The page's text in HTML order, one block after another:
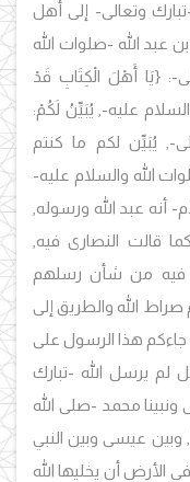
وتعالى- إلى أهل
عبد الله -صلوات الله
: {يَا أَهْلَ الْكِتَابِ قَدْ
عليه-, يُبَيِّنُ لَكُمْ:
, يُبَيِّن لكم ما كنتم
الله والسلام عليه-
عبد الله ورسوله,
قالت النصارى فيه,
فيه من شأن رسلهم
الله والطريق إلى
جاءكم هذا الرسول على
يرسل الله -تبارك
محمد -صلى الله
وبين عيسى وبين النبي
الأرض أن يخليها الله